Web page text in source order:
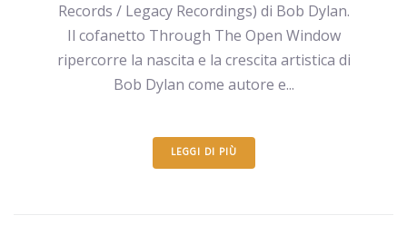
Records / Legacy Recordings) di Bob Dylan.
Il cofanetto Through The Open Window
ripercorre la nascita e la crescita artistica di
Bob Dylan come autore e...
LEGGI DI PIÙ